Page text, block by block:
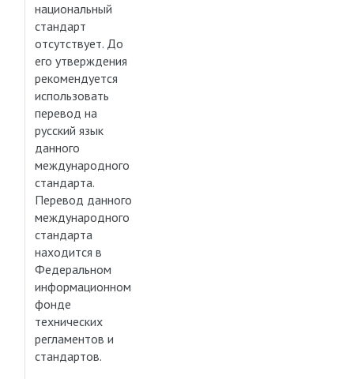
национальный
стандарт
отсутствует. До
его утверждения
рекомендуется
использовать
перевод на
русский язык
данного
международного
стандарта.
Перевод данного
международного
стандарта
находится в
Федеральном
информационном
фонде
технических
регламентов и
стандартов.